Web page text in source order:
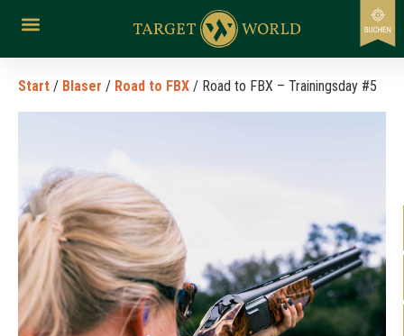
Start / Blaser / Road to FBX / Road to FBX – Trainingsday #5